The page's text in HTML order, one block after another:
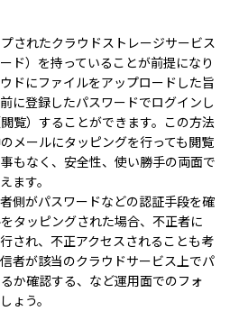
されたクラウドストレージサービス
ド）を持っていることが前提になり
ドにファイルをアップロードした旨
に登録したパスワードでログインし
覧）することができます。この方法
メールにタッピングを行っても閲覧
もなく、安全性、使い勝手の両面で
ます。
側がパスワードなどの認証手段を確
タッピングされた場合、不正者に
され、不正アクセスされることも考
者が該当のクラウドサービス上でパ
か確認する、など運用面でのフォ
ょう。